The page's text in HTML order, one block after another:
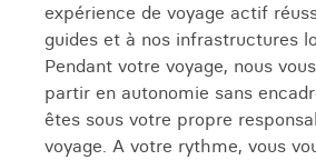
expérience de voyage actif
guides et à nos infrastructures
Pendant votre voyage, nous
partir en autonomie sans
êtes sous votre propre
voyage. A votre rythme, vous